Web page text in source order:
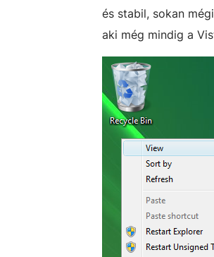
és stabil, sokan
aki még mindig a